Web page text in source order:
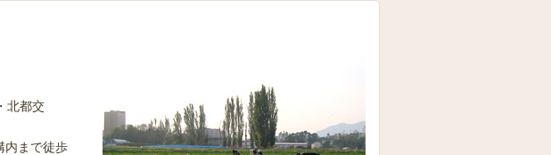
北都交
内まで徒歩